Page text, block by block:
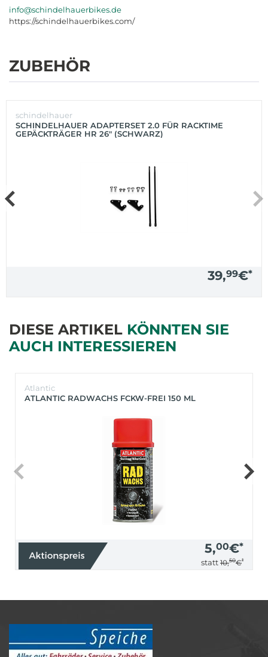
info@schindelhauerbikes.de
https://schindelhauerbikes.com/
ZUBEHÖR
schindelhauer
SCHINDELHAUER ADAPTERSET 2.0 FÜR RACKTIME
GEPÄCKTRÄGER HR 26" (SCHWARZ)
39,99€*
DIESE ARTIKEL KÖNNTEN SIE
AUCH INTERESSIEREN
Atlantic
ATLANTIC RADWACHS FCKW-FREI 150 ML
5,00€*
statt 10,50€*